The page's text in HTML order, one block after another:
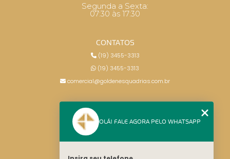
Segunda a Sexta:
07:30 às 17:30
CONTATOS
(19) 3455-3313
(19) 3455-3313
comercial@goldenesquadrias.com.br
HOME
OLÁ! FALE AGORA PELO WHATSAPP